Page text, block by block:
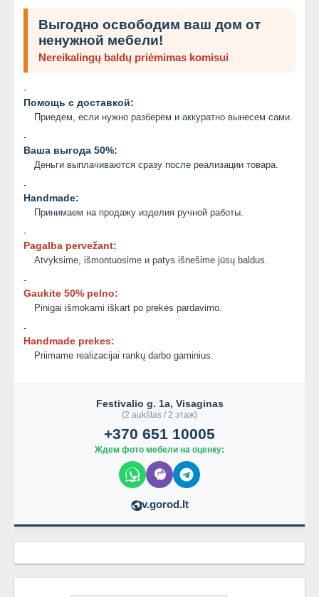
Выгодно освободим ваш дом от
ненужной мебели!
Nereikalingų baldų priėmimas komisui
-
Помощь с доставкой:
Приедем, если нужно разберем и аккуратно вынесем сами.
-
Ваша выгода 50%:
Деньги выплачиваются сразу после реализации товара.
-
Handmade:
Принимаем на продажу изделия ручной работы.
-
Pagalba pervežant:
Atvyksime, išmontuosime и patys išnešime jūsų baldus.
-
Gaukite 50% pelno:
Pinigai išmokami iškart po prekės pardavimo.
-
Handmade prekes:
Priimame realizacijai rankų darbo gaminius.
Festivalio g. 1a, Visaginas
(2 aukštas / 2 этаж)
+370 651 10005
Ждем фото мебели на оценку:
v.gorod.lt